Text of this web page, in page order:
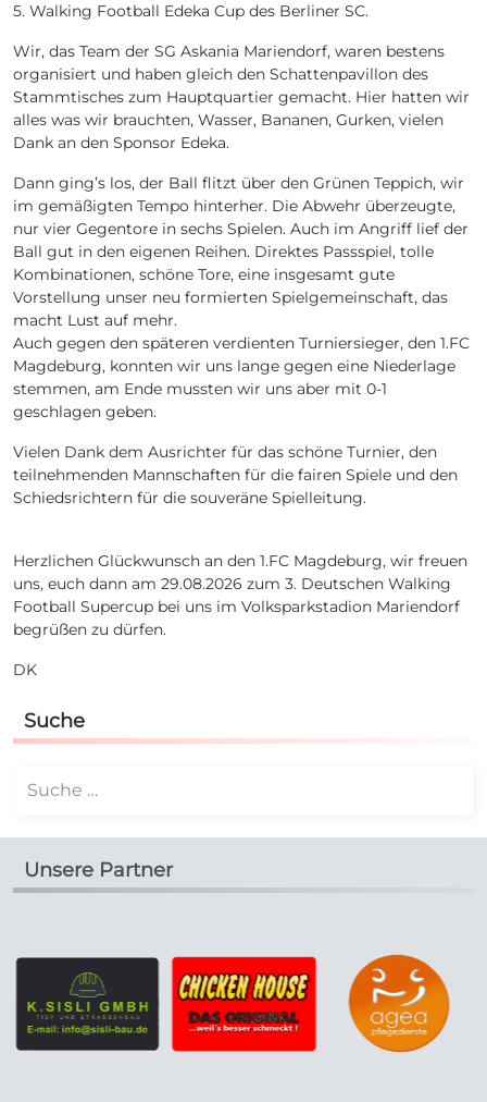
5. Walking Football Edeka Cup des Berliner SC.
Wir, das Team der SG Askania Mariendorf, waren bestens
organisiert und haben gleich den Schattenpavillon des
Stammtisches zum Hauptquartier gemacht. Hier hatten wir
alles was wir brauchten, Wasser, Bananen, Gurken, vielen
Dank an den Sponsor Edeka.
Dann ging’s los, der Ball flitzt über den Grünen Teppich, wir
im gemäßigten Tempo hinterher. Die Abwehr überzeugte,
nur vier Gegentore in sechs Spielen. Auch im Angriff lief der
Ball gut in den eigenen Reihen. Direktes Passspiel, tolle
Kombinationen, schöne Tore, eine insgesamt gute
Vorstellung unser neu formierten Spielgemeinschaft, das
macht Lust auf mehr.
Auch gegen den späteren verdienten Turniersieger, den 1.FC
Magdeburg, konnten wir uns lange gegen eine Niederlage
stemmen, am Ende mussten wir uns aber mit 0-1
geschlagen geben.
Vielen Dank dem Ausrichter für das schöne Turnier, den
teilnehmenden Mannschaften für die fairen Spiele und den
Schiedsrichtern für die souveräne Spielleitung.
Herzlichen Glückwunsch an den 1.FC Magdeburg, wir freuen
uns, euch dann am 29.08.2026 zum 3. Deutschen Walking
Football Supercup bei uns im Volksparkstadion Mariendorf
begrüßen zu dürfen.
DK
Suche
Unsere Partner